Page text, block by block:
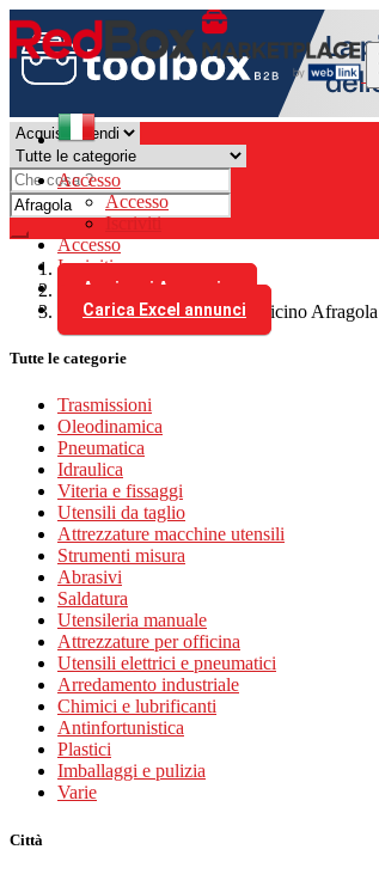
Accesso
Accesso
Iscriviti
Accesso
Iscriviti
Aggiungi Annuncio
Carica Excel annunci
Italia
tutti gli annunci in 100 km vicino Afragola
Tutte le categorie
Trasmissioni
Oleodinamica
Pneumatica
Idraulica
Viteria e fissaggi
Utensili da taglio
Attrezzature macchine utensili
Strumenti misura
Abrasivi
Saldatura
Utensileria manuale
Attrezzature per officina
Utensili elettrici e pneumatici
Arredamento industriale
Chimici e lubrificanti
Antinfortunistica
Plastici
Imballaggi e pulizia
Varie
Città